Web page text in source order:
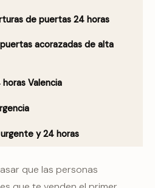
de puertas 24 horas
acorazadas de alta
Valencia
y 24 horas
que las personas